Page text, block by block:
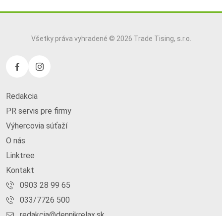
Všetky práva vyhradené © 2026 Trade Tising, s.r.o.
Redakcia
PR servis pre firmy
Výhercovia súťaží
O nás
Linktree
Kontakt
0903 28 99 65
033/7726 500